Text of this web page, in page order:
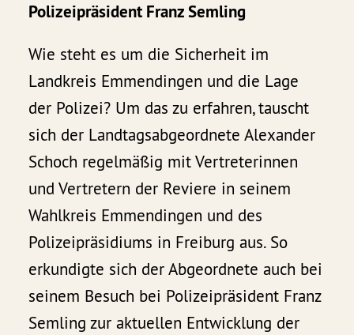
Polizeipräsident Franz Semling
Wie steht es um die Sicherheit im
Landkreis Emmendingen und die Lage
der Polizei? Um das zu erfahren, tauscht
sich der Landtagsabgeordnete Alexander
Schoch regelmäßig mit Vertreterinnen
und Vertretern der Reviere in seinem
Wahlkreis Emmendingen und des
Polizeipräsidiums in Freiburg aus. So
erkundigte sich der Abgeordnete auch bei
seinem Besuch bei Polizeipräsident Franz
Semling zur aktuellen Entwicklung der